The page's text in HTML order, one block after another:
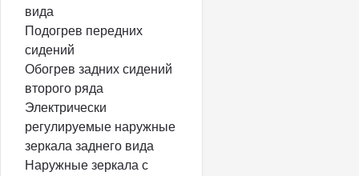
вида
Подогрев передних
сидений
Обогрев задних сидений
второго ряда
Электрически
регулируемые наружные
зеркала заднего вида
Наружные зеркала с